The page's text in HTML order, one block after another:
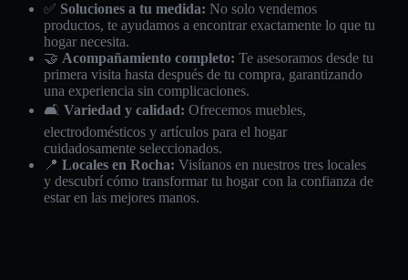
✅ Soluciones a tu medida: No solo vendemos
productos, te ayudamos a encontrar exactamente lo que tu
hogar necesita.
🤝 Acompañamiento completo: Te asesoramos desde tu
primera visita hasta después de tu compra, garantizando
una experiencia sin complicaciones.
🛋️ Variedad y calidad: Ofrecemos muebles,
electrodomésticos y artículos para el hogar
cuidadosamente seleccionados.
📍 Locales en Rocha: Visítanos en nuestros tres locales
y descubrí cómo transformar tu hogar con la confianza de
estar en las mejores manos.